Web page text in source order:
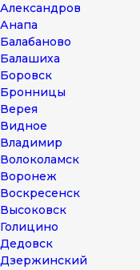
Александров
Анапа
Балабаново
Балашиха
Боровск
Бронницы
Верея
Видное
Владимир
Волоколамск
Воронеж
Воскресенск
Высоковск
Голицино
Дедовск
Дзержинский